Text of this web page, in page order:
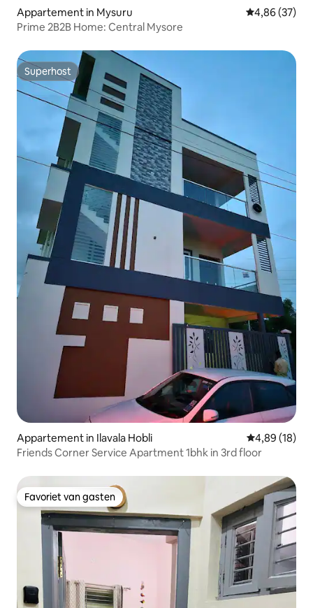
Appartement in Mysuru Gemiddelde
4,86 (37)
Prime 2B2B Home: Central Mysore
Superhost
Superhost
Appartement in Ilavala Hobli Gemiddelde
4,89 (18)
Friends Corner Service Apartment 1bhk in 3rd floor
Favoriet van gasten
Favoriet van gasten